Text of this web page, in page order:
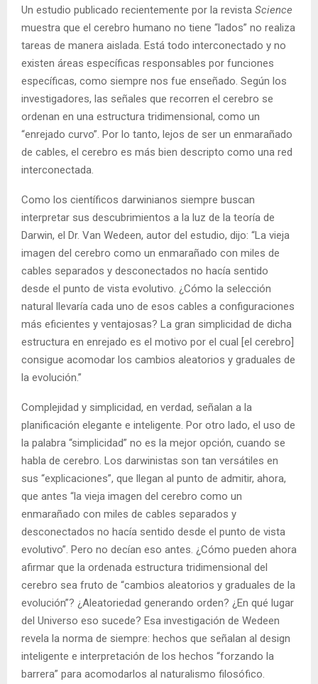
Un estudio publicado recientemente por la revista Science
muestra que el cerebro humano no tiene “lados” no realiza
tareas de manera aislada. Está todo interconectado y no
existen áreas específicas responsables por funciones
específicas, como siempre nos fue enseñado. Según los
investigadores, las señales que recorren el cerebro se
ordenan en una estructura tridimensional, como un
“enrejado curvo”. Por lo tanto, lejos de ser un enmarañado
de cables, el cerebro es más bien descripto como una red
interconectada.
Como los científicos darwinianos siempre buscan
interpretar sus descubrimientos a la luz de la teoría de
Darwin, el Dr. Van Wedeen, autor del estudio, dijo: “La vieja
imagen del cerebro como un enmarañado con miles de
cables separados y desconectados no hacía sentido
desde el punto de vista evolutivo. ¿Cómo la selección
natural llevaría cada uno de esos cables a configuraciones
más eficientes y ventajosas? La gran simplicidad de dicha
estructura en enrejado es el motivo por el cual [el cerebro]
consigue acomodar los cambios aleatorios y graduales de
la evolución.”
Complejidad y simplicidad, en verdad, señalan a la
planificación elegante e inteligente. Por otro lado, el uso de
la palabra “simplicidad” no es la mejor opción, cuando se
habla de cerebro. Los darwinistas son tan versátiles en
sus “explicaciones”, que llegan al punto de admitir, ahora,
que antes “la vieja imagen del cerebro como un
enmarañado con miles de cables separados y
desconectados no hacía sentido desde el punto de vista
evolutivo”. Pero no decían eso antes. ¿Cómo pueden ahora
afirmar que la ordenada estructura tridimensional del
cerebro sea fruto de “cambios aleatorios y graduales de la
evolución”? ¿Aleatoriedad generando orden? ¿En qué lugar
del Universo eso sucede? Esa investigación de Wedeen
revela la norma de siempre: hechos que señalan al design
inteligente e interpretación de los hechos “forzando la
barrera” para acomodarlos al naturalismo filosófico.